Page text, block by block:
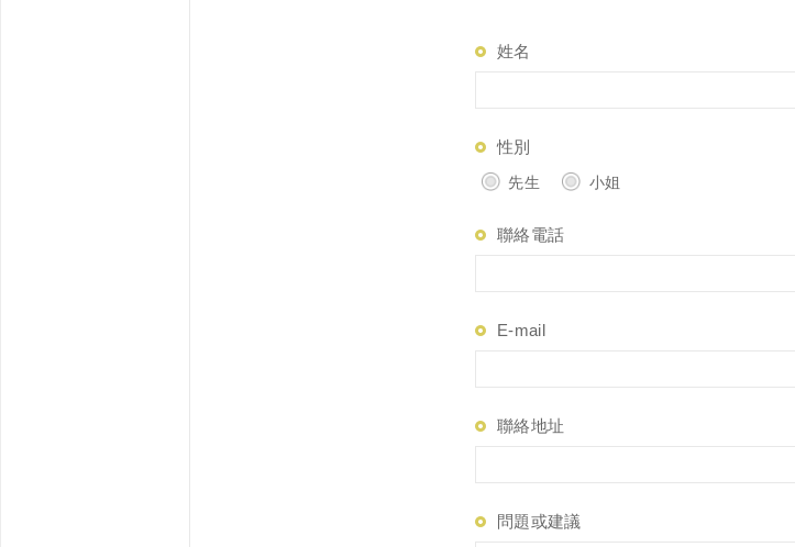
姓名
性別
先生 小姐
聯絡電話
E-mail
聯絡地址
問題或建議